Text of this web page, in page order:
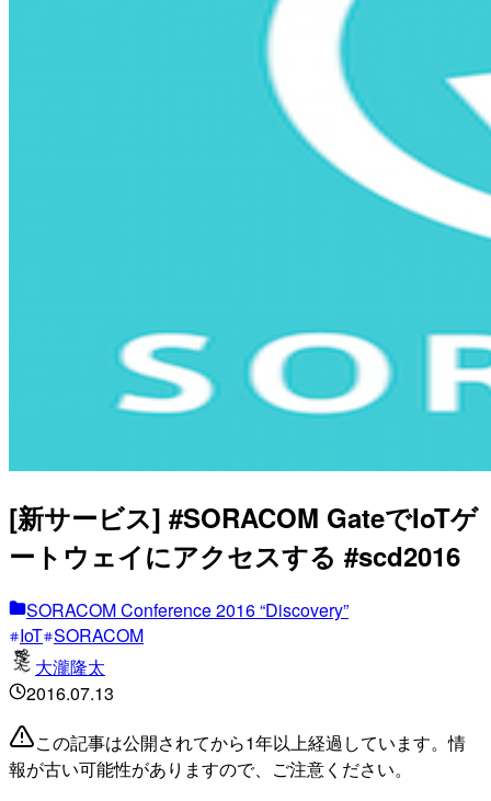
[新サービス] #SORACOM GateでIoTゲ
ートウェイにアクセスする #scd2016
SORACOM Conference 2016 “Discovery”
IoT SORACOM
大瀧隆太
2016.07.13
この記事は公開されてから1年以上経過しています。情
報が古い可能性がありますので、ご注意ください。